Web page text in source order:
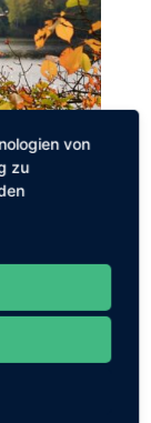
von
zu